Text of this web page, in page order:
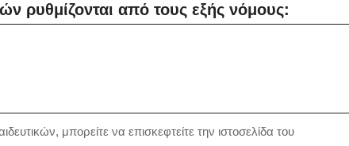
ρυθμίζονται από τους εξής νόμους:
μπορείτε να επισκεφτείτε την ιστοσελίδα του